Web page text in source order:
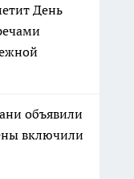
День
объявили
включили